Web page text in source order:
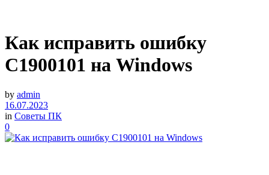
Как исправить ошибку
C1900101 на Windows
by admin
16.07.2023
in Советы ПК
0